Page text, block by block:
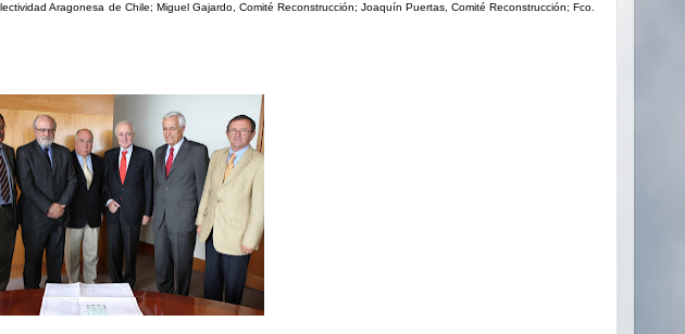
Aragonesa de Chile; Miguel Gajardo, Comité Reconstrucción; Joaquín Puertas, Comité Reconstrucción; Fco.